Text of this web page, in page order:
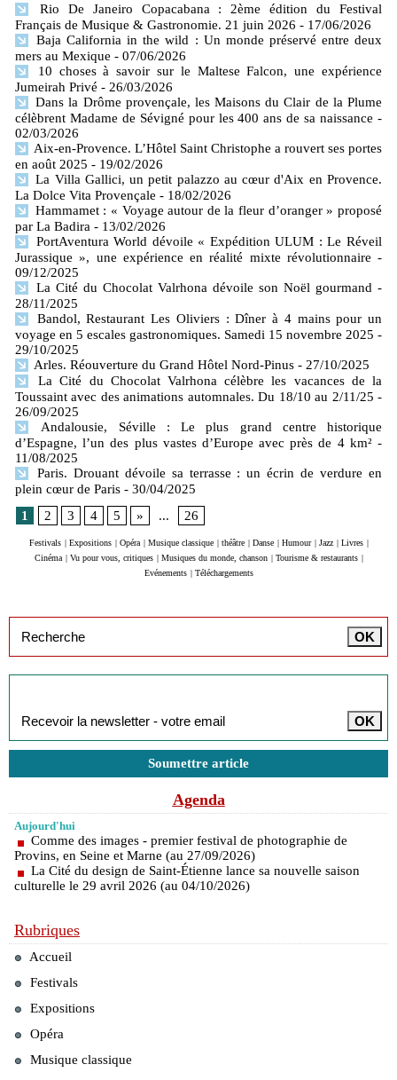
Rio De Janeiro Copacabana : 2ème édition du Festival
Français de Musique & Gastronomie. 21 juin 2026 - 17/06/2026
Baja California in the wild : Un monde préservé entre deux
mers​ au Mexique - 07/06/2026
10 choses à savoir sur le Maltese Falcon, une expérience
Jumeirah Privé - 26/03/2026
Dans la Drôme provençale, les Maisons du Clair de la Plume
célèbrent Madame de Sévigné pour les 400 ans de sa naissance -
02/03/2026
Aix-en-Provence. L’Hôtel Saint Christophe a rouvert ses portes
en août 2025 - 19/02/2026
La Villa Gallici, un petit palazzo au cœur d'Aix en Provence.
La Dolce Vita Provençale - 18/02/2026
Hammamet : « Voyage autour de la fleur d’oranger » proposé
par La Badira - 13/02/2026
PortAventura World dévoile « Expédition ULUM : Le Réveil
Jurassique », une expérience en réalité mixte révolutionnaire -
09/12/2025
La Cité du Chocolat Valrhona dévoile son Noël gourmand -
28/11/2025
Bandol, Restaurant Les Oliviers : Dîner à 4 mains pour un
voyage en 5 escales gastronomiques. Samedi 15 novembre 2025 -
29/10/2025
Arles. Réouverture du Grand Hôtel Nord-Pinus - 27/10/2025
La Cité du Chocolat Valrhona célèbre les vacances de la
Toussaint avec des animations automnales. Du 18/10 au 2/11/25 -
26/09/2025
Andalousie, Séville : Le plus grand centre historique
d’Espagne, l’un des plus vastes d’Europe avec près de 4 km² -
11/08/2025
Paris. Drouant dévoile sa terrasse : un écrin de verdure en
plein cœur de Paris - 30/04/2025
1
2 3 4 5 » ... 26
Festivals Expositions Opéra Musique classique théâtre Danse Humour Jazz Livres
Cinéma
Vu pour vous, critiques Musiques du monde, chanson Tourisme & restaurants
Evénements
Téléchargements
Soumettre article
Agenda
Aujourd'hui
Comme des images - premier festival de photographie de
Provins, en Seine et Marne (au 27/09/2026)
La Cité du design de Saint-Étienne lance sa nouvelle saison
culturelle le 29 avril 2026 (au 04/10/2026)
Rubriques
Accueil
Festivals
Expositions
Opéra
Musique classique